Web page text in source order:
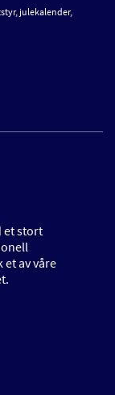
julekalender,
et stort
av våre